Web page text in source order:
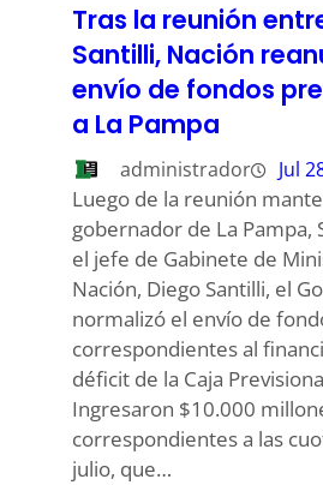
Tras la reunión
Santilli, Nación
envío de fondos
a La Pampa
administrador Jul
Luego de la reunión
gobernador de La Pampa,
el jefe de Gabinete de
Nación, Diego Santilli, el
normalizó el envío de
correspondientes al
déficit de la Caja
Ingresaron $10.000
correspondientes a las
julio, que…